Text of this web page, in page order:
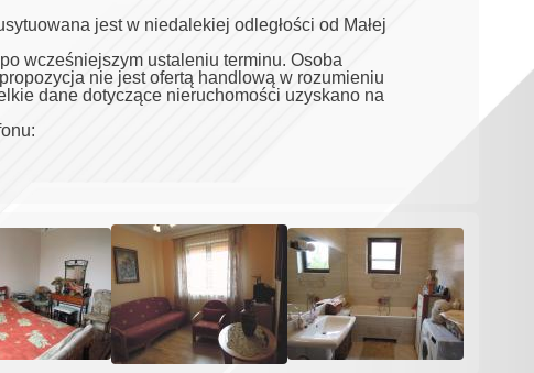
jest w niedalekiej odległości od Małej
wcześniejszym ustaleniu terminu. Osoba
nie jest ofertą handlową w rozumieniu
dane dotyczące nieruchomości uzyskano na